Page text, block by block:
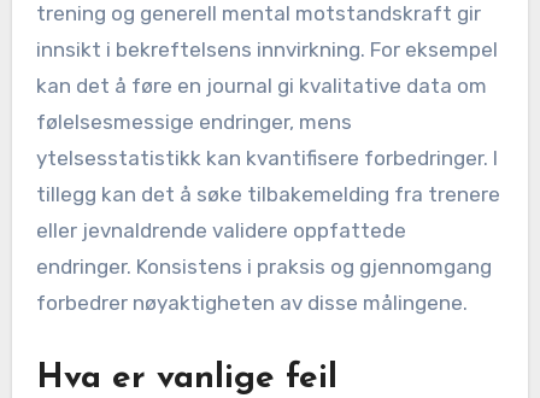
trening og generell mental motstandskraft gir
innsikt i bekreftelsens innvirkning. For eksempel
kan det å føre en journal gi kvalitative data om
følelsesmessige endringer, mens
ytelsesstatistikk kan kvantifisere forbedringer. I
tillegg kan det å søke tilbakemelding fra trenere
eller jevnaldrende validere oppfattede
endringer. Konsistens i praksis og gjennomgang
forbedrer nøyaktigheten av disse målingene.
Hva er vanlige feil